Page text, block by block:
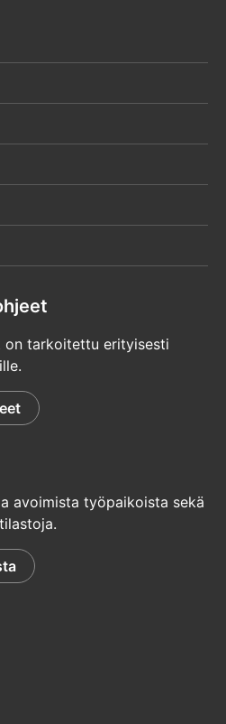
on tarkoitettu erityisesti
avoimista työpaikoista sekä